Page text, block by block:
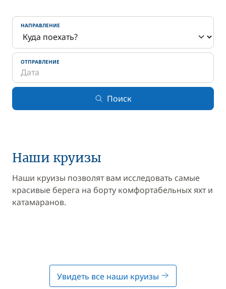
НАПРАВЛЕНИЕ
ОТПРАВЛЕНИЕ
Поиск
Наши круизы
Наши круизы позволят вам исследовать самые
красивые берега на борту комфортабельных яхт и
катамаранов.
Увидеть все наши круизы